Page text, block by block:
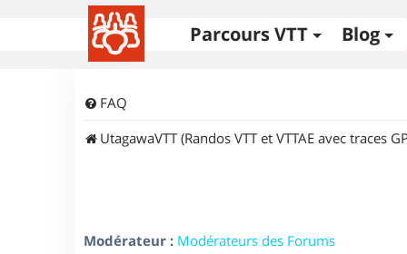
Parcours VTT Blog
FAQ
UtagawaVTT (Randos VTT et VTTAE avec traces
Modérateur : Modérateurs des Forums